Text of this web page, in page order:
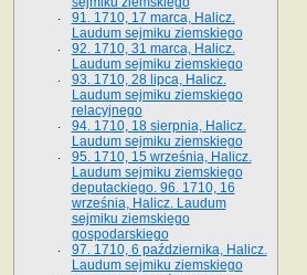
91. 1710, 17 marca, Halicz.
Laudum sejmiku ziemskiego
92. 1710, 31 marca, Halicz.
Laudum sejmiku ziemskiego
93. 1710, 28 lipca, Halicz.
Laudum sejmiku ziemskiego
relacyjnego
94. 1710, 18 sierpnia, Halicz.
Laudum sejmiku ziemskiego
95. 1710, 15 września, Halicz.
Laudum sejmiku ziemskiego
deputackiego. 96. 1710, 16
września, Halicz. Laudum
sejmiku ziemskiego
gospodarskiego
97. 1710, 6 października, Halicz.
Laudum sejmiku ziemskiego